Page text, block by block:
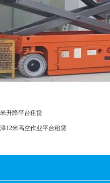
升降平台租赁
12米高空作业平台租赁